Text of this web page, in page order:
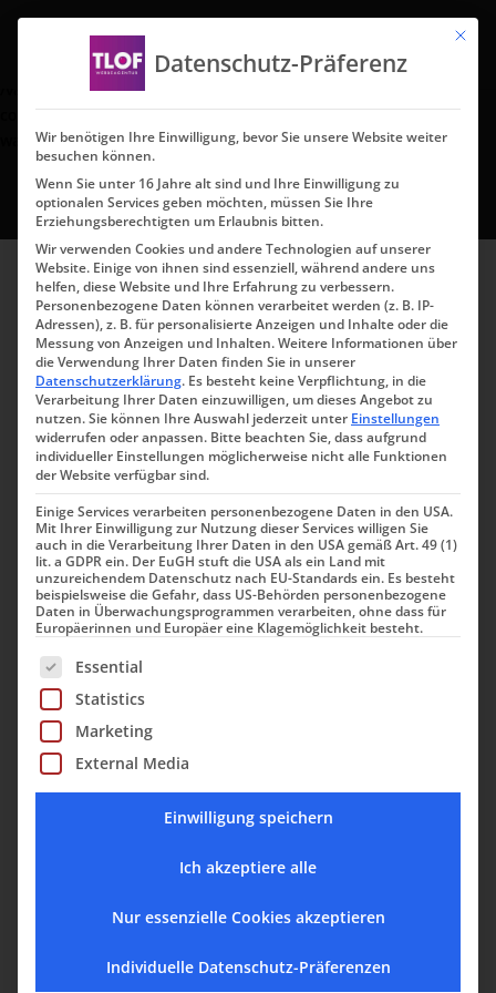
: preg_replace(): Passing null to parameter #3
($subject) of type array|string is deprecated in
/var/www/u10635/html/wp-
content/plugins/wordfence/vendor/wordfence/wf-
waf/src/lib/rules.php on line1896
Datenschutz­
erklärung
1. Datenschutz auf einen
Blick
Allgemeine Hinweise
Die folgenden Hinweise geben einen
einfachen Überblick darüber, was mit
Ihren personenbezogenen Daten
passiert, wenn Sie diese Website
besuchen. Personenbezogene Daten
sind alle Daten, mit denen Sie persönlich
identifiziert werden können.
Ausführliche Informationen zum Thema
unter diesem Text aufgeführten
Datenschutzerklärung.
Datenerfassung auf dieser Website
Datenerfassung auf dieser Website?
Mit
Datenschutz-Präferenz
Wir benötigen Ihre Einwilligung, bevor Sie unsere Website weiter
besuchen können.
Wenn Sie unter 16 Jahre alt sind und Ihre Einwilligung zu
optionalen Services geben möchten, müssen Sie Ihre
Erziehungsberechtigten um Erlaubnis bitten.
Wir verwenden Cookies und andere Technologien auf unserer
Website. Einige von ihnen sind essenziell, während andere uns
helfen, diese Website und Ihre Erfahrung zu verbessern.
Personenbezogene Daten können verarbeitet werden (z. B. IP-
Adressen), z. B. für personalisierte Anzeigen und Inhalte oder die
Messung von Anzeigen und Inhalten.Weitere Informationen über
die Verwendung Ihrer Daten finden Sie in unserer
Datenschutzerklärung. Es besteht keine Verpflichtung, in die
Verarbeitung Ihrer Daten einzuwilligen, um dieses Angebot zu
nutzen.Sie können Ihre Auswahl jederzeit unter Einstellungen
widerrufen oder anpassen. Bitte beachten Sie, dass aufgrund
individueller Einstellungen möglicherweise nicht alle Funktionen
der Website verfügbar sind.
Einige Services verarbeiten personenbezogene Daten in den USA.
Mit Ihrer Einwilligung zur Nutzung dieser Services willigen Sie
auch in die Verarbeitung Ihrer Daten in den USA gemäß Art. 49 (1)
lit. a GDPR ein. Der EuGH stuft die USA als ein Land mit
unzureichendem Datenschutz nach EU-Standards ein. Es besteht
beispielsweise die Gefahr, dass US-Behörden personenbezogene
Daten in Überwachungsprogrammen verarbeiten, ohne dass für
Europäerinnen und Europäer eine Klagemöglichkeit besteht.
Es folgt eine Liste der Service-Gruppen, für die eine
Essential
Statistics
Marketing
External Media
Einwilligung speichern
Ich akzeptiere alle
Nur essenzielle Cookies akzeptieren
Individuelle Datenschutz-Präferenzen